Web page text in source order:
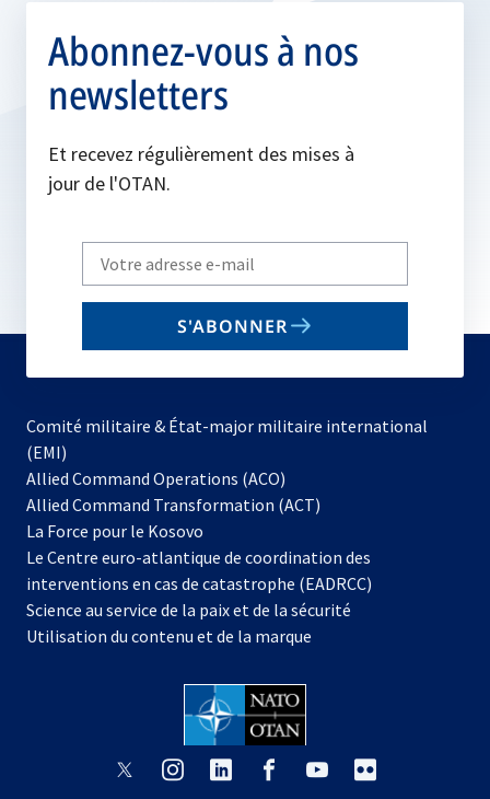
Abonnez-vous à nos
newsletters
Et recevez régulièrement des mises à
jour de l'OTAN.
Write
your
email
S'ABONNER
Comité militaire & État-major militaire international
(EMI)
Allied Command Operations (ACO)
dans
nouvel
onglet
Allied Command Transformation (ACT)
La Force pour le Kosovo
dans
un
nouvel
onglet
Le Centre euro-atlantique de coordination des
interventions en cas de catastrophe (EADRCC)
Science au service de la paix et de la sécurité
Utilisation du contenu et de la marque
s’ouvres’ouvres’ouvres’ouvres’ouvre